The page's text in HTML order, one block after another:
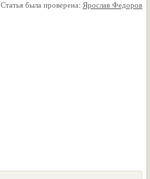
Статья была проверена: Ярослав Федоров